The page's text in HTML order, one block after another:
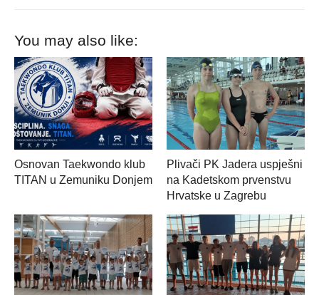
You may also like:
Osnovan Taekwondo klub
TITAN u Zemuniku Donjem
Plivači PK Jadera uspješni
na Kadetskom prvenstvu
Hrvatske u Zagrebu